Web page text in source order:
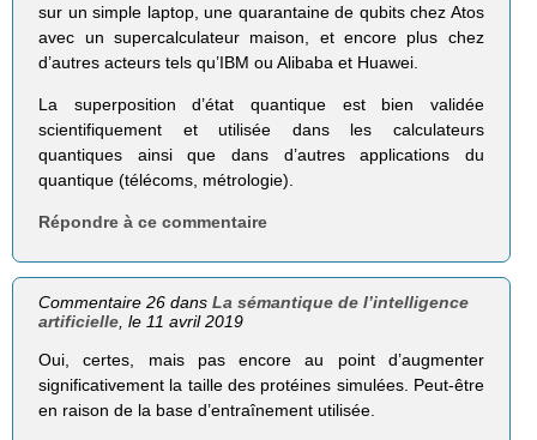
sur un simple laptop, une quarantaine de qubits chez Atos
avec un supercalculateur maison, et encore plus chez
d’autres acteurs tels qu’IBM ou Alibaba et Huawei.
La superposition d’état quantique est bien validée
scientifiquement et utilisée dans les calculateurs
quantiques ainsi que dans d’autres applications du
quantique (télécoms, métrologie).
Répondre à ce commentaire
Commentaire 26 dansLa sémantique de l’intelligence
artificielle , le 11 avril 2019
Oui, certes, mais pas encore au point d’augmenter
significativement la taille des protéines simulées. Peut-être
en raison de la base d’entraînement utilisée.